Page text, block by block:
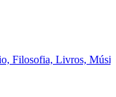
Filosofia, Livros,